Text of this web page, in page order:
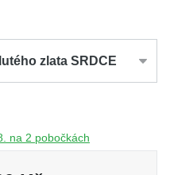
zlata SRDCE
na 2 pobočkách